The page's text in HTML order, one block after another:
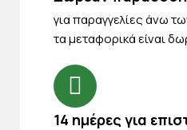
για παραγγελίες άνω
τα μεταφορικά είναι
14 ημέρες για